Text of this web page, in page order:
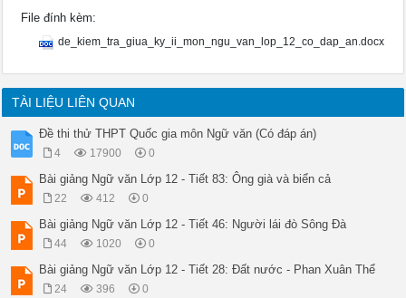
Rượu đã tan lúc nào. Người về, người đi chơi đã vãn cả. Mị
(Trích Vợ chồng A Phủ, Ngữ văn 12, Tập 2, NXB Giáo dục
.Hết
Câu
Nội dung
Điểm
I
ĐỌC HIỂU
3,0
1
Phương thức biểu đạt: Nghị luận.
Hướng dẫn chấm:
- Học sinh trả lời như Đáp án: 0,75 điểm.
- Học sinh trả lời sai hoặc không trả lời: không cho điểm
0,75
2
File đính kèm:
de_kiem_tra_giua_ky_ii_mon_ngu_van_lop_12_co_dap_an.docx
TÀI LIỆU LIÊN QUAN
Đề thi thử THPT Quốc gia môn Ngữ văn (Có đáp án)
4 17900 0
Bài giảng Ngữ văn Lớp 12 - Tiết 83: Ông già và biển cả
22 412 0
Bài giảng Ngữ văn Lớp 12 - Tiết 46: Người lái đò Sông Đà
44 1020 0
Bài giảng Ngữ văn Lớp 12 - Tiết 28: Đất nước - Phan Xuân Thể
24 396 0